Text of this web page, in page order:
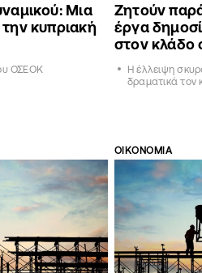
Μια
κυπριακή
ΟΣΕΟΚ
Ζητούν
έργα
στον κλάδο
Η έλλειψη
δραματικά τον
ΟΙΚΟΝΟΜΙΑ